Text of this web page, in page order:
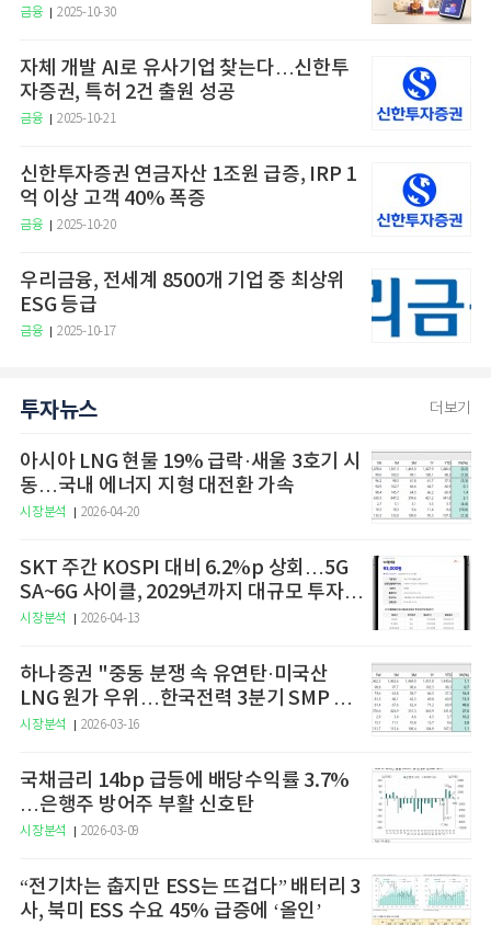
금융 2025-10-30
자체 개발 AI로 유사기업 찾는다…신한투
자증권, 특허 2건 출원 성공
금융 2025-10-21
신한투자증권 연금자산 1조원 급증, IRP 1
억 이상 고객 40% 폭증
금융 2025-10-20
우리금융, 전세계 8500개 기업 중 최상위
ESG 등급
금융 2025-10-17
투자뉴스 더보기
아시아 LNG 현물 19% 급락·새울 3호기 시
동…국내 에너지 지형 대전환 가속
시장분석 2026-04-20
SKT 주간 KOSPI 대비 6.2%p 상회…5G
SA~6G 사이클, 2029년까지 대규모 투자
예고
시장분석 2026-04-13
하나증권 "중동 분쟁 속 유연탄·미국산
LNG 원가 우위…한국전력 3분기 SMP 상
승 전망"
시장분석 2026-03-16
국채금리 14bp 급등에 배당수익률 3.7%
…은행주 방어주 부활 신호탄
시장분석 2026-03-09
“전기차는 춥지만 ESS는 뜨겁다” 배터리 3
사, 북미 ESS 수요 45% 급증에 ‘올인’